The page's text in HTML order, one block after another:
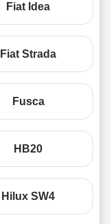
Fiat Idea
Fiat Strada
Fusca
HB20
Hilux SW4